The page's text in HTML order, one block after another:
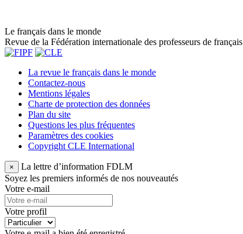
Le français dans le monde
Revue de la Fédération internationale des professeurs de français
La revue le français dans le monde
Contactez-nous
Mentions légales
Charte de protection des données
Plan du site
Questions les plus fréquentes
Paramètres des cookies
Copyright CLE International
×
La lettre d’information FDLM
Soyez les premiers informés de nos nouveautés
Votre e-mail
Votre profil